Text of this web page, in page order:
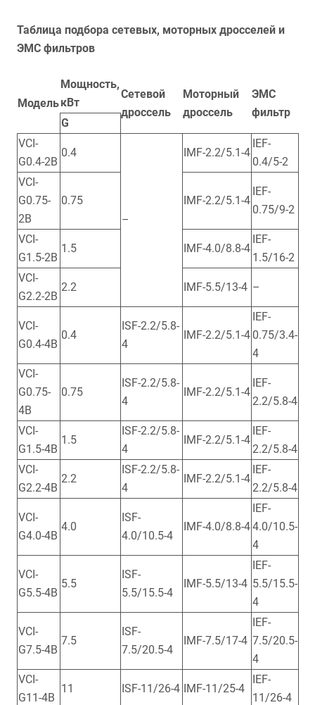
Таблица подбора сетевых, моторных дросселей и
ЭМС фильтров
Модель
Мощность,
кВт
Сетевой
дроссель
Моторный
дроссель
ЭМС
фильтр
G
VCI-
G0.4-2B
0.4
–
IMF-2.2/5.1-4
IEF-
0.4/5-2
VCI-
G0.75-
2B
0.75 IMF-2.2/5.1-4
IEF-
0.75/9-2
VCI-
G1.5-2B
1.5 IMF-4.0/8.8-4
IEF-
1.5/16-2
VCI-
G2.2-2B
2.2 IMF-5.5/13-4 –
VCI-
G0.4-4B
0.4
ISF-2.2/5.8-
4
IMF-2.2/5.1-4
IEF-
0.75/3.4-
4
VCI-
G0.75-
4B
0.75
ISF-2.2/5.8-
4
IMF-2.2/5.1-4
IEF-
2.2/5.8-4
VCI-
G1.5-4B
1.5
ISF-2.2/5.8-
4
IMF-2.2/5.1-4
IEF-
2.2/5.8-4
VCI-
G2.2-4B
2.2
ISF-2.2/5.8-
4
IMF-2.2/5.1-4
IEF-
2.2/5.8-4
VCI-
G4.0-4B
4.0
ISF-
4.0/10.5-4
IMF-4.0/8.8-4
IEF-
4.0/10.5-
4
VCI-
G5.5-4B
5.5
ISF-
5.5/15.5-4
IMF-5.5/13-4
IEF-
5.5/15.5-
4
VCI-
G7.5-4B
7.5
ISF-
7.5/20.5-4
IMF-7.5/17-4
IEF-
7.5/20.5-
4
VCI-
G11-4B
11 ISF-11/26-4 IMF-11/25-4
IEF-
11/26-4